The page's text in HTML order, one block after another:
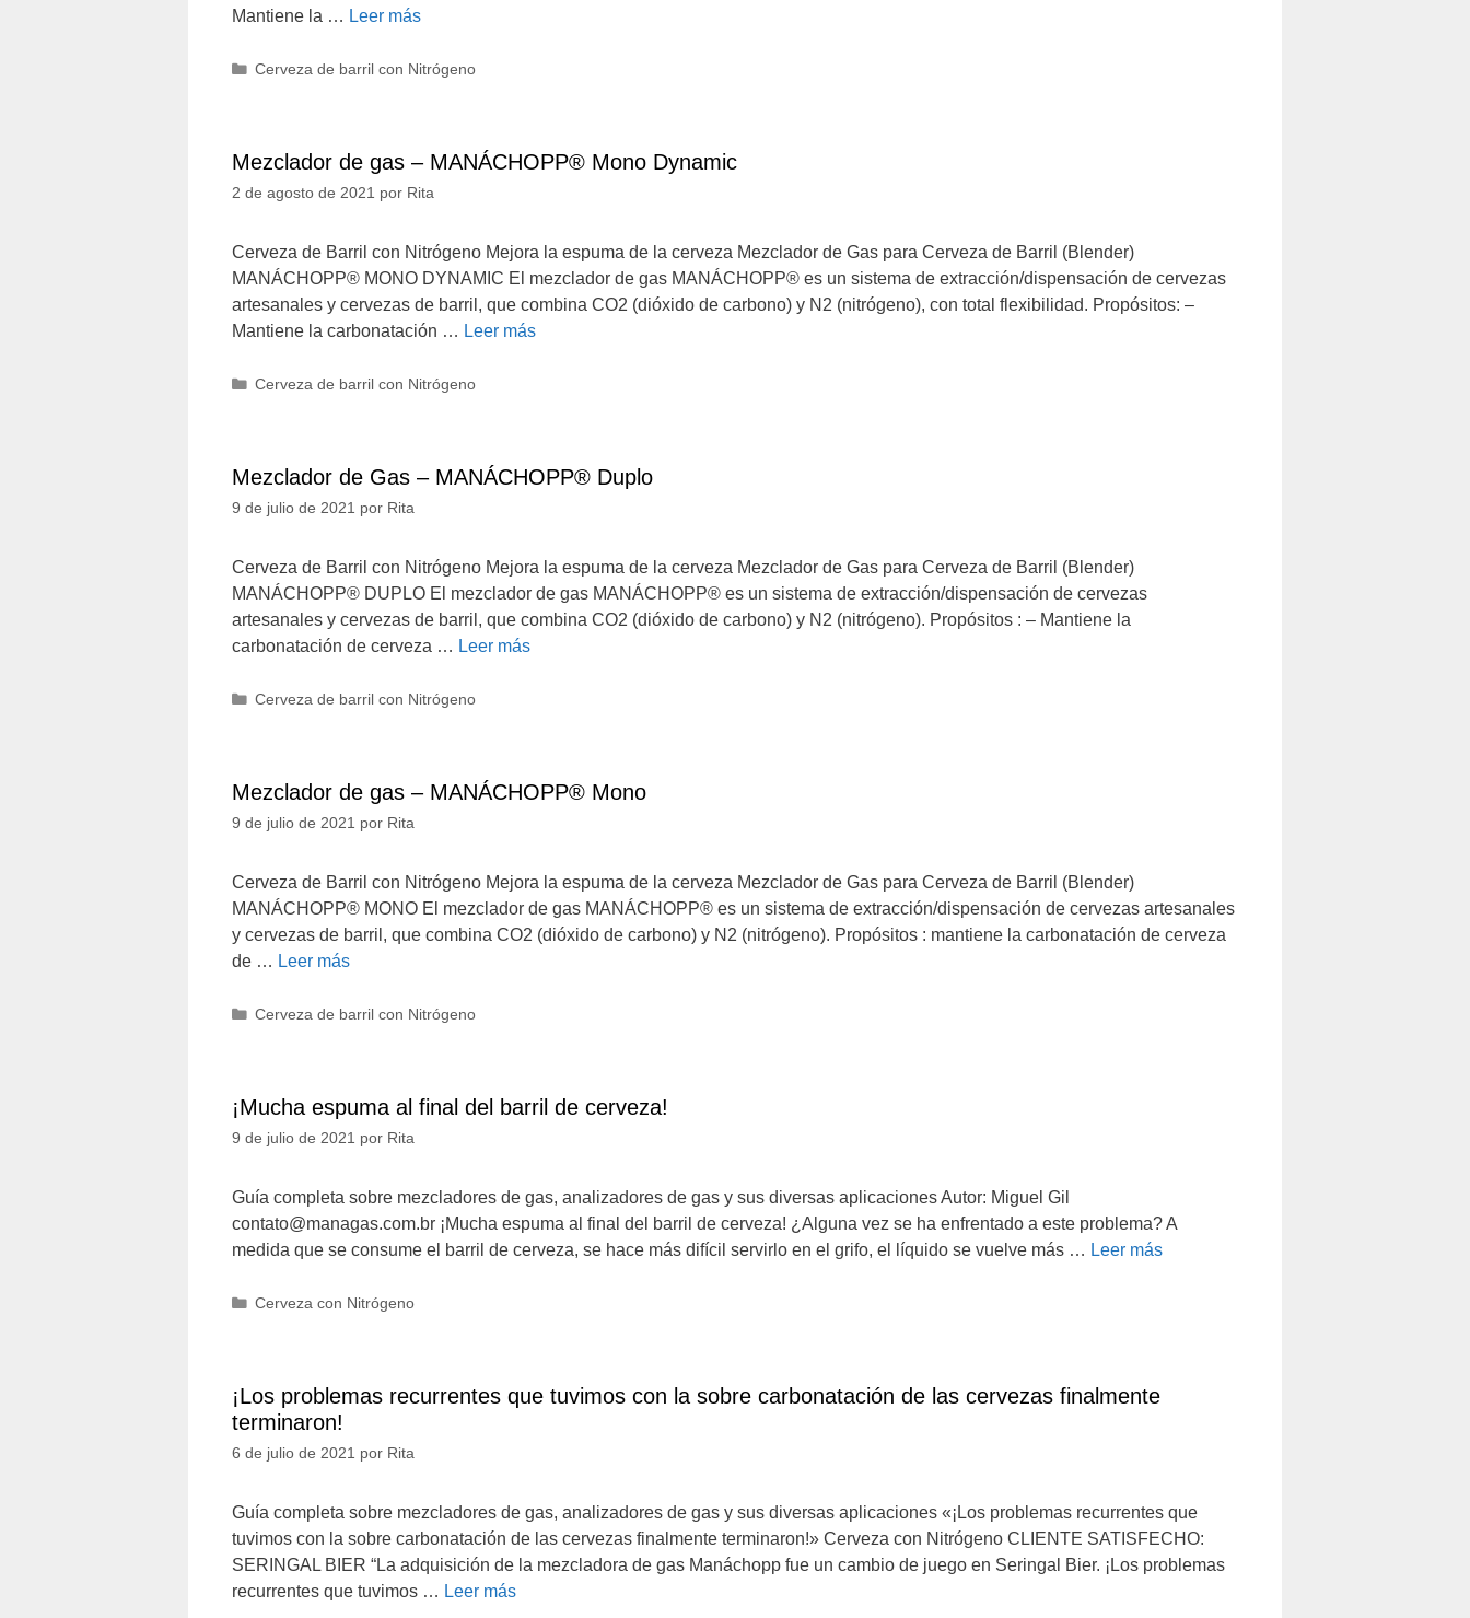
Mantiene la … Leer más
Categorías
Cerveza de barril con Nitrógeno
Mezclador de gas – MANÁCHOPP® Mono Dynamic
2 de agosto de 2021 por Rita
Cerveza de Barril con Nitrógeno Mejora la espuma de la cerveza Mezclador de Gas para Cerveza de Barril (Blender)
MANÁCHOPP® MONO DYNAMIC El mezclador de gas MANÁCHOPP® es un sistema de extracción/dispensación de cervezas
artesanales y cervezas de barril, que combina CO2 (dióxido de carbono) y N2 (nitrógeno), con total flexibilidad. Propósitos: –
Mantiene la carbonatación … Leer más
Categorías
Cerveza de barril con Nitrógeno
Mezclador de Gas – MANÁCHOPP® Duplo
9 de julio de 2021 por Rita
Cerveza de Barril con Nitrógeno Mejora la espuma de la cerveza Mezclador de Gas para Cerveza de Barril (Blender)
MANÁCHOPP® DUPLO El mezclador de gas MANÁCHOPP® es un sistema de extracción/dispensación de cervezas
artesanales y cervezas de barril, que combina CO2 (dióxido de carbono) y N2 (nitrógeno). Propósitos : – Mantiene la
carbonatación de cerveza … Leer más
Categorías
Cerveza de barril con Nitrógeno
Mezclador de gas – MANÁCHOPP® Mono
9 de julio de 2021 por Rita
Cerveza de Barril con Nitrógeno Mejora la espuma de la cerveza Mezclador de Gas para Cerveza de Barril (Blender)
MANÁCHOPP® MONO El mezclador de gas MANÁCHOPP® es un sistema de extracción/dispensación de cervezas artesanales
y cervezas de barril, que combina CO2 (dióxido de carbono) y N2 (nitrógeno). Propósitos : mantiene la carbonatación de cerveza
de … Leer más
Categorías
Cerveza de barril con Nitrógeno
¡Mucha espuma al final del barril de cerveza!
9 de julio de 2021 por Rita
Guía completa sobre mezcladores de gas, analizadores de gas y sus diversas aplicaciones Autor: Miguel Gil
contato@managas.com.br ¡Mucha espuma al final del barril de cerveza! ¿Alguna vez se ha enfrentado a este problema? A
medida que se consume el barril de cerveza, se hace más difícil servirlo en el grifo, el líquido se vuelve más … Leer más
Categorías
Cerveza con Nitrógeno
¡Los problemas recurrentes que tuvimos con la sobre carbonatación de las cervezas finalmente
terminaron!
6 de julio de 2021 por Rita
Guía completa sobre mezcladores de gas, analizadores de gas y sus diversas aplicaciones «¡Los problemas recurrentes que
tuvimos con la sobre carbonatación de las cervezas finalmente terminaron!» Cerveza con Nitrógeno CLIENTE SATISFECHO:
SERINGAL BIER “La adquisición de la mezcladora de gas Manáchopp fue un cambio de juego en Seringal Bier. ¡Los problemas
recurrentes que tuvimos … Leer más